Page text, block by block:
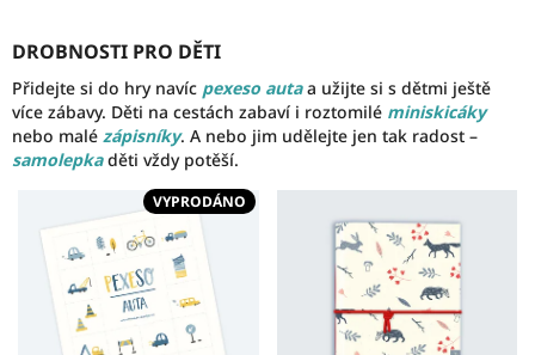
DROBNOSTI PRO DĚTI
Přidejte si do hry navíc pexeso autaa užijte si s dětmi ještě
více zábavy. Děti na cestách zabaví i roztomilé miniskicáky
nebo malé zápisníky. A nebo jim udělejte jen tak radost –
samolepkaděti vždy potěší.
VYPRODÁNO